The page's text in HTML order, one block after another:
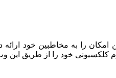
امکان را به مخاطبین خود
کلکسیونی خود را از طریق